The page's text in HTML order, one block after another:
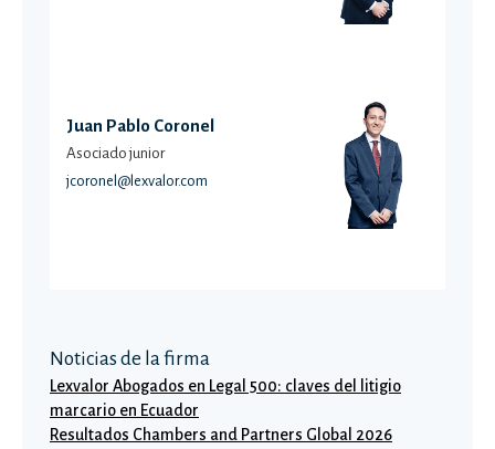
Juan Pablo Coronel
Asociado junior
jcoronel@lexvalor.com
Noticias de la firma
Lexvalor Abogados en Legal 500: claves del litigio
marcario en Ecuador
Resultados Chambers and Partners Global 2026